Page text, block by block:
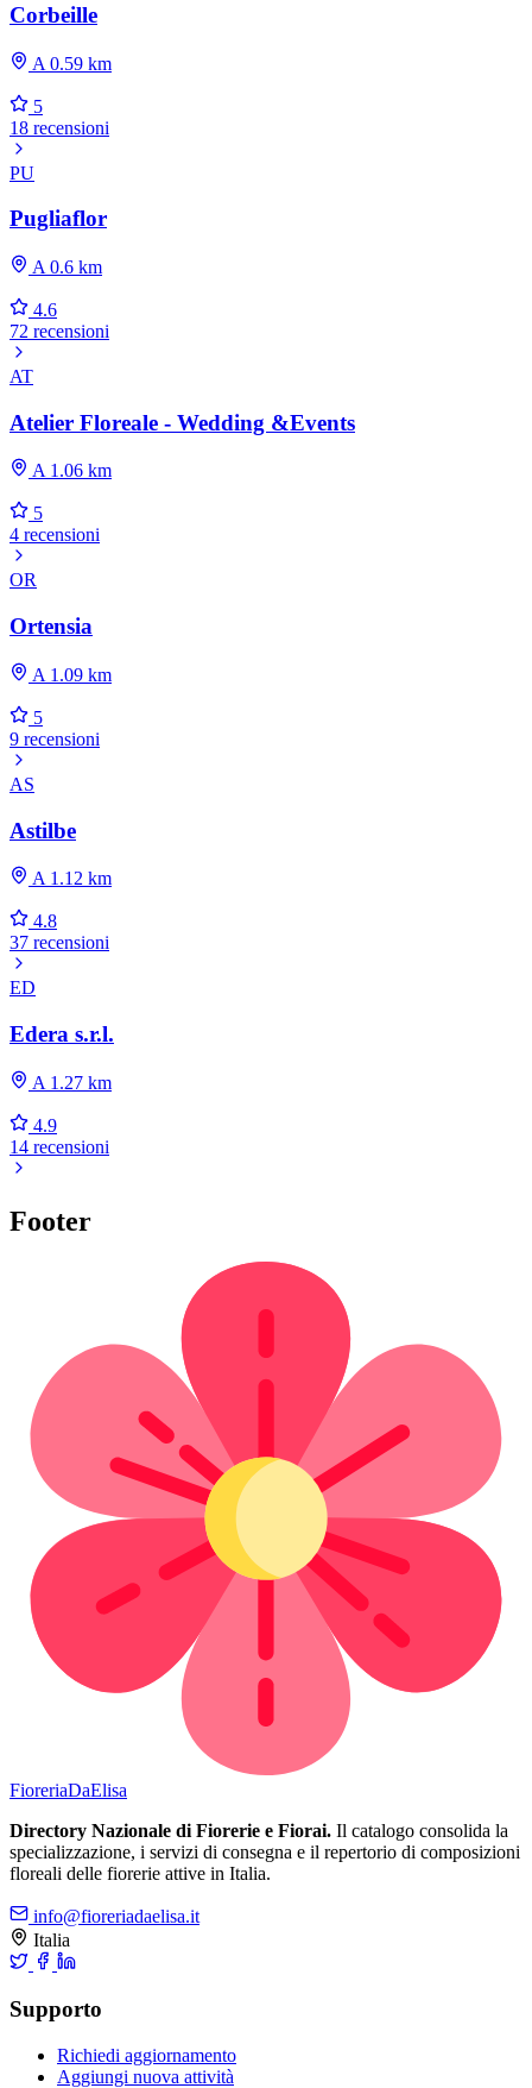
Corbeille
A 0.59 km
5
18 recensioni
PU
Pugliaflor
A 0.6 km
4.6
72 recensioni
AT
Atelier Floreale - Wedding &Events
A 1.06 km
5
4 recensioni
OR
Ortensia
A 1.09 km
5
9 recensioni
AS
Astilbe
A 1.12 km
4.8
37 recensioni
ED
Edera s.r.l.
A 1.27 km
4.9
14 recensioni
Footer
FioreriaDaElisa
Directory Nazionale di Fiorerie e Fiorai. Il catalogo consolida la
specializzazione, i servizi di consegna e il repertorio di composizioni
floreali delle fiorerie attive in Italia.
info@fioreriadaelisa.it
Italia
Supporto
Richiedi aggiornamento
Aggiungi nuova attività